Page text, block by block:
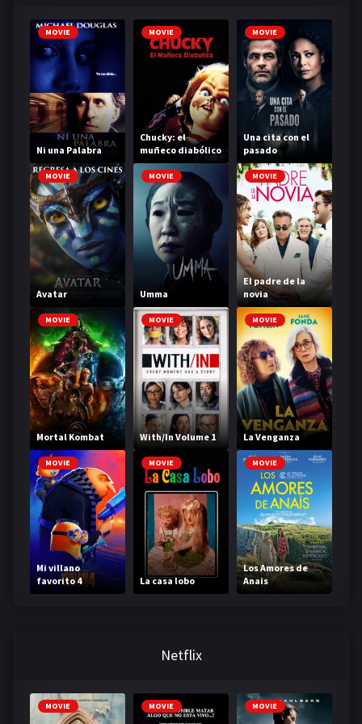
MOVIE
Ni una Palabra
MOVIE
Chucky: el
muñeco diabólico
MOVIE
Una cita con el
pasado
MOVIE
Avatar
MOVIE
Umma
MOVIE
El padre de la
novia
MOVIE
Mortal Kombat
MOVIE
With/In Volume 1
MOVIE
La Venganza
MOVIE
Mi villano
favorito 4
MOVIE
La casa lobo
MOVIE
Los Amores de
Anais
Netflix
MOVIE MOVIE MOVIE